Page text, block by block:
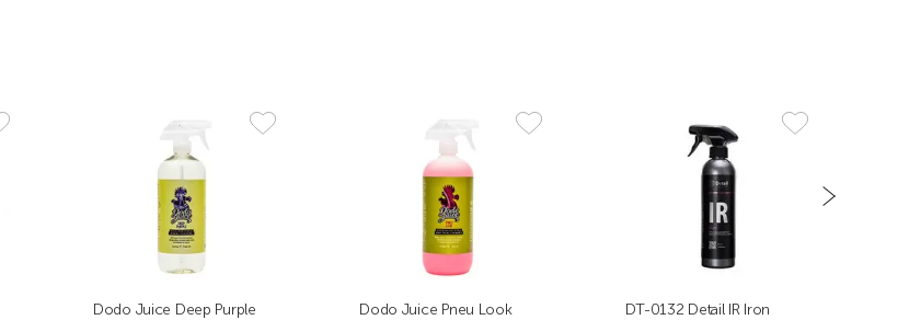
Dodo Juice Deep Purple
Dodo Juice Pneu Look
DT-0132 Detail IR Iron